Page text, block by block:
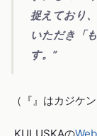
捉えており
いただき「
す。”
（『』はカジケン